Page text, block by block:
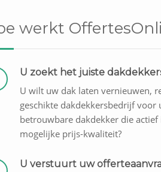
werkt
U zoekt het juiste
U wilt uw dak laten vernieuwen,
geschikte dakdekkersbedrijf voor
betrouwbare dakdekker die
mogelijke prijs-kwaliteit?
U verstuurt uw